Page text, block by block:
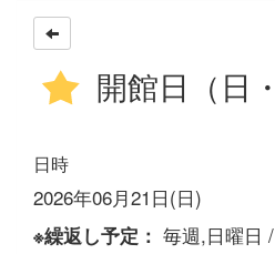
開館日（日
日時
2026年06月21日(日)
※繰返し予定： 毎週,日曜日